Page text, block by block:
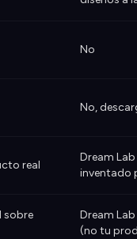
No
No,
real
Dream
inventado
sobre
Dream
(no tu